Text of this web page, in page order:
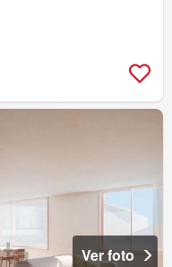
Ver foto